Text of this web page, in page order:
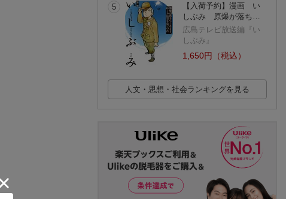
5
【入荷予約】漫画 い
しぶみ 原爆が落ち…
広島テレビ放送編『い
しぶみ』
1,650円（税込）
人文・思想・社会ランキングを見る